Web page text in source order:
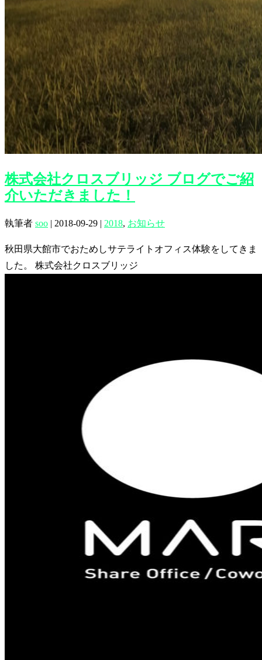
株式会社クロスブリッジ ブログでご紹
介いただきました！
執筆者 soo | 2018-09-29 | 2018, お知らせ
秋田県大館市でおためしサテライトオフィス体験をしてきま
した。 株式会社クロスブリッジ